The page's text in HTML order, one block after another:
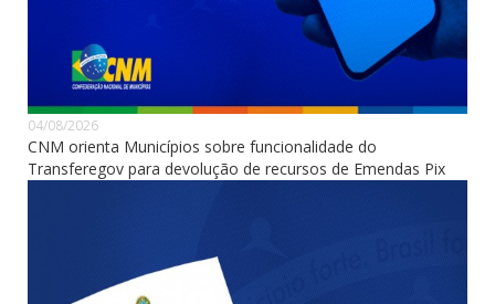
04/08/2026
CNM orienta Municípios sobre funcionalidade do
Transferegov para devolução de recursos de Emendas Pix